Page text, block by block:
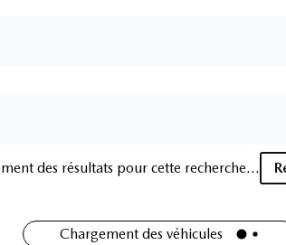
des résultats pour cette recherche...
Chargement des véhicules